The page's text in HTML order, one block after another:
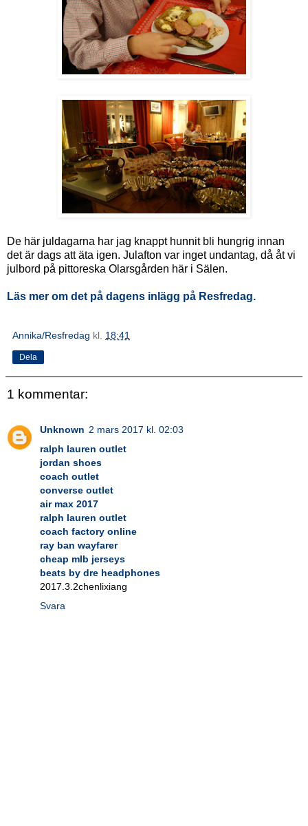
De här juldagarna har jag knappt hunnit bli hungrig innan
det är dags att äta igen. Julafton var inget undantag, då åt vi
julbord på pittoreska Olarsgården här i Sälen.
Läs mer om det på dagens inlägg på Resfredag.
Annika/Resfredag kl. 18:41
Dela
1 kommentar:
Unknown 2 mars 2017 kl. 02:03
ralph lauren outlet
jordan shoes
coach outlet
converse outlet
air max 2017
ralph lauren outlet
coach factory online
ray ban wayfarer
cheap mlb jerseys
beats by dre headphones
2017.3.2chenlixiang
Svara